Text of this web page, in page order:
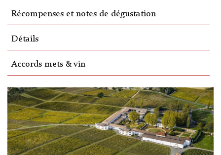
Récompenses et notes de dégustation
Détails
Accords mets & vin